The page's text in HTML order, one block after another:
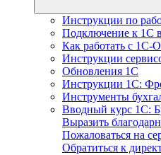
Инструкции по
Подключение к 1С
Как работать с
Инструкции
Обновления 1С
Инструкции 1С:
Инструменты
Вводный курс 1С:
Выразить
Пожаловаться на
Обратиться к